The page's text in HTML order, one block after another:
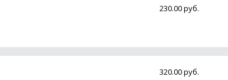
230.00 руб.
320.00 руб.